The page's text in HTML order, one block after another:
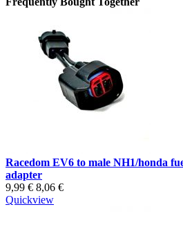
Racedom EV6 to male NH1/honda
adapter
9,99 € 8,06 €
Quickview